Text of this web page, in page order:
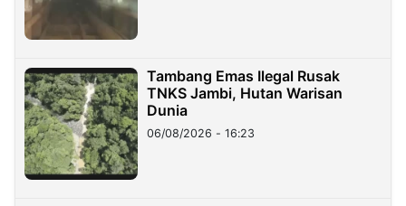
Tambang Emas Ilegal Rusak
TNKS Jambi, Hutan Warisan
Dunia
06/08/2026 - 16:23